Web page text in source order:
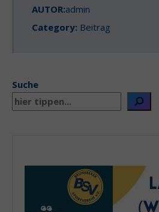
AUTOR:admin
Category: Beitrag
Suche